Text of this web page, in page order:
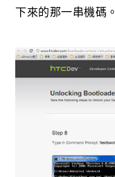
下來的那一串機碼。